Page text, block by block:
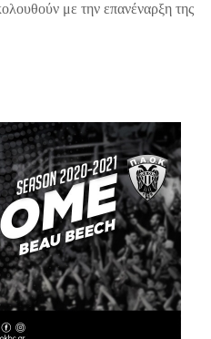
με την επανέναρξη της